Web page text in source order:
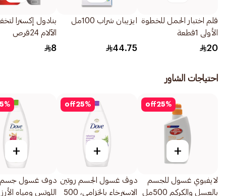
قلم اختبار الحمل للخطوة
الأولى 1قطعة
20
ايزيبان شراب 100مل
44.75
بنادول إكسترا
الآلام 24قرص
8
احتياجات الشاور
25%
off
+
لايفبوي غسول للجسم
بالعسل والكركم 500مل
25%
off
+
دوڤ غسول الجسم روتين
الاسترخاء بالخزامى، 500
%
+
دوف غسول جسم
اللوتس ومياه الأرز